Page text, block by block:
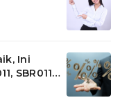
Ini
SBR011